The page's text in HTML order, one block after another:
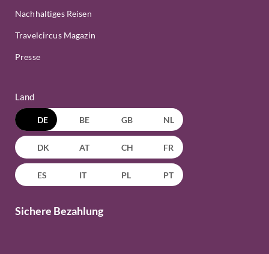
Nachhaltiges Reisen
Travelcircus Magazin
Presse
Land
DE BE GB NL
DK AT CH FR
ES IT PL PT
Sichere Bezahlung